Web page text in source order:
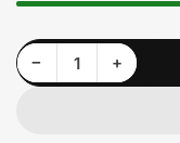
−Menge reduzieren für Reifen hinten Honda CB 100 125 Oldtimer 18 - 2.75 4PR 42P TT NEU
Anzahl +Menge erhöhen für Reifen hinten Honda CB 100 125 Oldtimer 18 - 2.75 4PR 42P TT NEU